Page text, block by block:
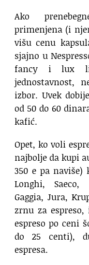
Ako
primenjena (i
višu cenu
sjajno u
fancy i lux
jednostavnost,
izbor. Uvek
od 50 do 60
kafić.
Opet, ko voli
najbolje da kupi
350 e pa
Longhi, Saeco,
Gaggia, Jura,
zrnu za
espreso po ceni
do 25 centi),
espresa.